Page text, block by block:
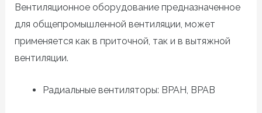
Вентиляционное оборудование предназначенное
для общепромышленной вентиляции, может
применяется как в приточной, так и в вытяжной
вентиляции.
Радиальные вентиляторы: ВРАН, ВРАВ